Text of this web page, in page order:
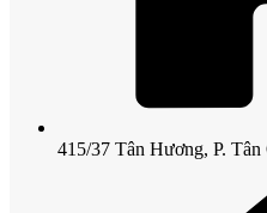
415/37 Tân Hương, P.